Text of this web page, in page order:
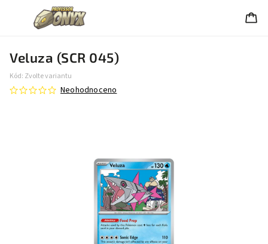
Veluza (SCR 045)
Kód: Zvolte variantu
Neohodnoceno